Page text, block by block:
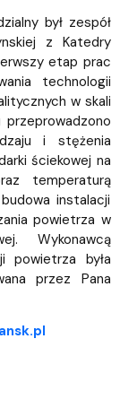
był zespół
z Katedry
etap prac
technologii
w skali
i stężenia
ściekowej na
temperaturą
instalacji
powietrza w
Wykonawcą
powietrza była
przez Pana